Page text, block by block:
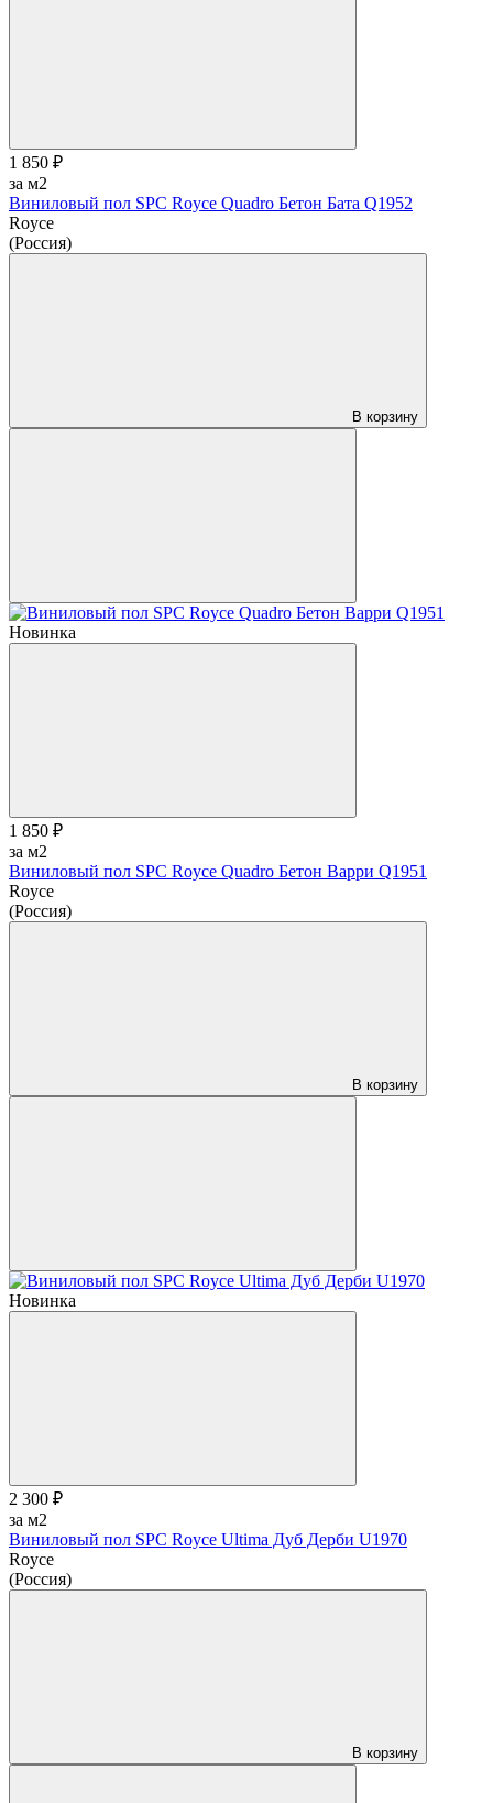
1 850 ₽
за м2
Виниловый пол SPC Royce Quadro Бетон Бата Q1952
Royce
(Россия)
В корзину
Новинка
1 850 ₽
за м2
Виниловый пол SPC Royce Quadro Бетон Варри Q1951
Royce
(Россия)
В корзину
Новинка
2 300 ₽
за м2
Виниловый пол SPC Royce Ultima Дуб Дерби U1970
Royce
(Россия)
В корзину